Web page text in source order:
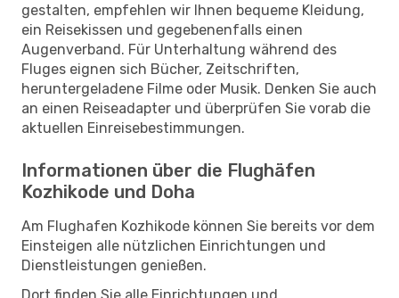
gestalten, empfehlen wir Ihnen bequeme Kleidung,
ein Reisekissen und gegebenenfalls einen
Augenverband. Für Unterhaltung während des
Fluges eignen sich Bücher, Zeitschriften,
heruntergeladene Filme oder Musik. Denken Sie auch
an einen Reiseadapter und überprüfen Sie vorab die
aktuellen Einreisebestimmungen.
Informationen über die Flughäfen
Kozhikode und Doha
Am Flughafen Kozhikode können Sie bereits vor dem
Einsteigen alle nützlichen Einrichtungen und
Dienstleistungen genießen.